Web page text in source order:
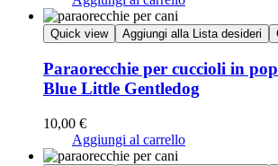
Quick view Aggiungi alla Lista desideri
Paraorecchie per cuccioli in
Blue Little Gentledog
10,00 €
Aggiungi al carrello